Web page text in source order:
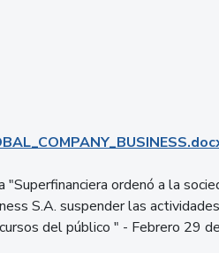
"Superfinanciera ordenó a la
S.A. suspender las
del público " - Febrero 29